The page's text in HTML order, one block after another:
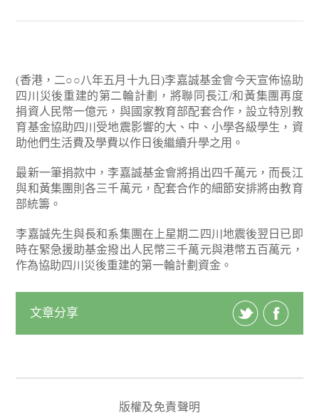
(香港，二○○八年五月十九日)李嘉誠基金會今天宣佈協助
四川災後重建的第二輪計劃，將聯同長江/和黃集團再度
捐資人民幣一億元，與國家教育部配套合作，設立特別教
育基金協助四川受地震影響的大、中、小學各級學生，資
助他們生活費及學費以作日後繼續升學之用。
最新一筆捐款中，李嘉誠基金會將捐出四千萬元，而長江
與和黃集團則各三千萬元，配套合作的細節安排將由教育
部統籌。
李嘉誠先生與長和系集團在上星期二四川地震後翌日已即
時在緊急援助基金撥出人民幣三千萬元與港幣五百萬元，
作為協助四川災後重建的第一輪計劃資金。
文章分享
版權及免責聲明